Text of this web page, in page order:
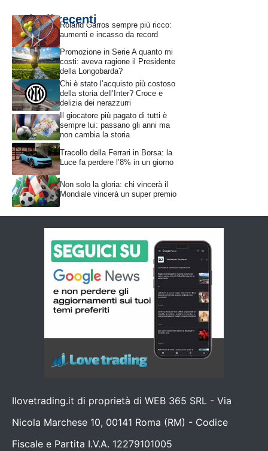
Articoli recentiRoland Garros sempre più ricco:
aumenti e incasso da record
Promozione in Serie A quanto mi
costi: aveva ragione il Presidente
della Longobarda?
Chi è stato l’acquisto più costoso
della storia dell’Inter? Croce e
delizia dei nerazzurri
Il giocatore più pagato di tutti è
sempre lui: passano gli anni ma
non cambia la storia
Tracollo della Ferrari in Borsa: la
Luce fa perdere l’8% in un giorno
Non solo la gloria: chi vincerà il
Mondiale vincerà un super premio
Ilovetrading.it di proprietà di WEB 365 SRL - Via
Nicola Marchese 10, 00141 Roma (RM) - Codice
Fiscale e Partita I.V.A. 12279101005